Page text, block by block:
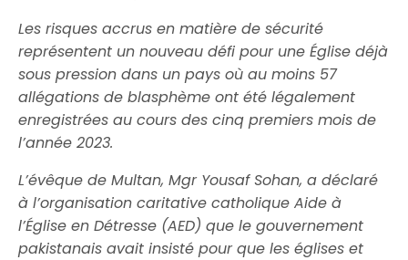
Les risques accrus en matière de sécurité
représentent un nouveau défi pour une Église déjà
sous pression dans un pays où au moins 57
allégations de blasphème ont été légalement
enregistrées au cours des cinq premiers mois de
l’année 2023.
L’évêque de Multan, Mgr Yousaf Sohan, a déclaré
à l’organisation caritative catholique Aide à
l’Église en Détresse (AED) que le gouvernement
pakistanais avait insisté pour que les églises et